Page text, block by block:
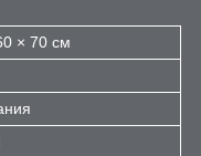
× 70 см